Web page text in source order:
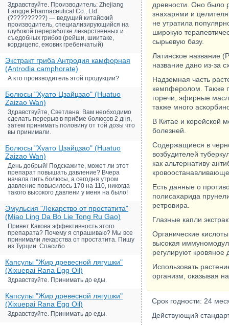
Здравствуйте. Производитель: Zhejiang
Fangge Pharmaceutical Co., Ltd.
(??????????) — ведущий китайский
производитель, специализирующийся на
глубокой переработке лекарственных и
съедобных грибов (рейши, шиитаке,
кордицепс, ежовик гребенчатый)
Экстракт гриба Антродия камфорная
(Antrodia camphorate)
А кто производитель этой продукции?
Болюсы "Хуато Цзайцзао" (Huatuo
Zaizao Wan)
Здравствуйте, Светлана. Вам необходимо
сделать перерыв в приёме болюсов 2 дня,
затем принимать половину от той дозы что
вы принимали.
Болюсы "Хуато Цзайцзао" (Huatuo
Zaizao Wan)
День добрый! Подскажите, может ли этот
препарат повышать давление? Вчера
начала пить болюсы, а сегодня утром
давление повысилось 170 на 110, никогда
такого высокого давлени у меня на было!
Эмульсия "Лекарство от простатита"
(Miao Ling Da Bo Lie Tong Ru Gao)
Привет Какова эффективность этого
препарата? Почему я спрашиваю? Мы все
принимали лекарства от простатита. Пишу
из Турции. Спасибо.
Капсулы "Жир древесной лягушки"
(Xixuepai Rana Egg Oil)
Здравствуйте. Принимать до еды.
Капсулы "Жир древесной лягушки"
(Xixuepai Rana Egg Oil)
Здравствуйте. Принимать до еды.
древности. Оно было
знахарями и
не утратила
широкую
сырьевую базу.
Латинское название
название дано из-за
Надземная часть
кемпферолом. Также
горечи, эфирные
также много
В Китае и корейской
болезней.
Содержащиеся в
возбудителей
как альтернативу
Есть данные о
полисахарида
ретровира.
Глазные капли
Органические
высокая
регулируют кровяное
Использовать
организм, оказывая
Срок годности: 24
Действующий